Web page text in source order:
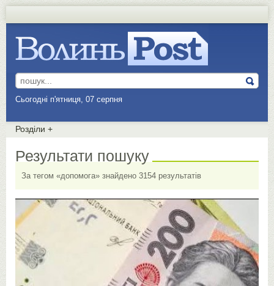
Сьогодні п'ятниця, 07 серпня
Розділи +
Результати пошуку
За тегом «допомога» знайдено 3154 результатів